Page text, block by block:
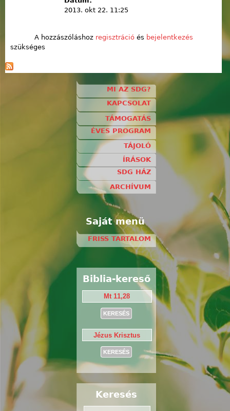
2013. okt 22. 11:25
A hozzászóláshoz regisztrációés bejelentkezés
szükséges
MI AZ SDG?
KAPCSOLAT
TÁMOGATÁS
ÉVES PROGRAM
TÁJOLÓ
ÍRÁSOK
SDG HÁZ
ARCHÍVUM
Saját menü
FRISS TARTALOM
Biblia-kereső
Keresés